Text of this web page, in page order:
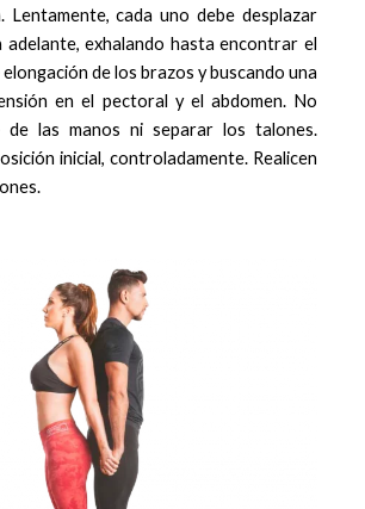
Lentamente, cada uno debe desplazar
adelante, exhalando hasta encontrar el
de los brazos y buscando una
en el pectoral y el abdomen. No
de las manos ni separar los talones.
inicial, controladamente. Realicen